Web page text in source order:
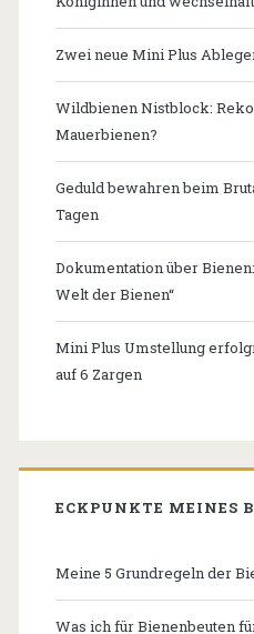
Zwei neue Mini Plus
Wildbienen Nistblock:
Mauerbienen?
Geduld bewahren beim
Tagen
Dokumentation über
Welt der Bienen“
Mini Plus Umstellung
auf 6 Zargen
ECKPUNKTE MEINES
Meine 5 Grundregeln der
Was ich für Bienenbeuten